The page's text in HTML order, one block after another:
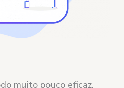
muito pouco eficaz,